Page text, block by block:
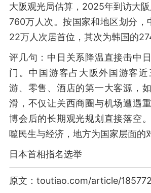
大阪观光局估算，2025年到访大
760万人次。按国家和地区划分，
22万人次居首位，其次为韩国的
评几句：中日关系降温直接击中
门。中国游客占大阪外国游客
游、零售、酒店的第一大客源，
滑，不仅让关西商圈与机场遭遇
博会后的长期观光规划直接落空
噬民生与经济，地方为国家层面的
日本首相指名选举
原文：toutiao.com/article/